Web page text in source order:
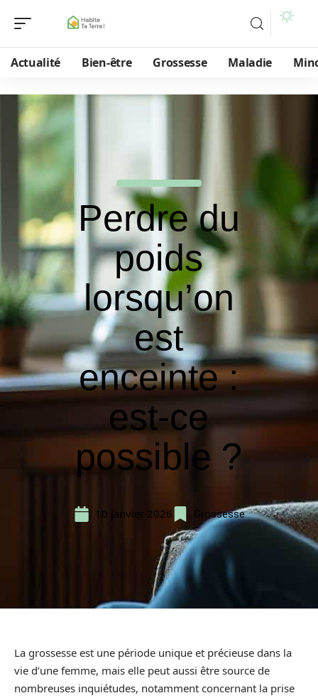
Actualité Bien-être Grossesse Maladie
Perdre du
poids
lorsqu’on
est
enceinte :
est-ce
possible ?
10 janvier 2026 Grossesse
La grossesse est une période unique et précieuse dans la
vie d’une femme, mais elle peut aussi être source de
nombreuses inquiétudes, notamment concernant la prise